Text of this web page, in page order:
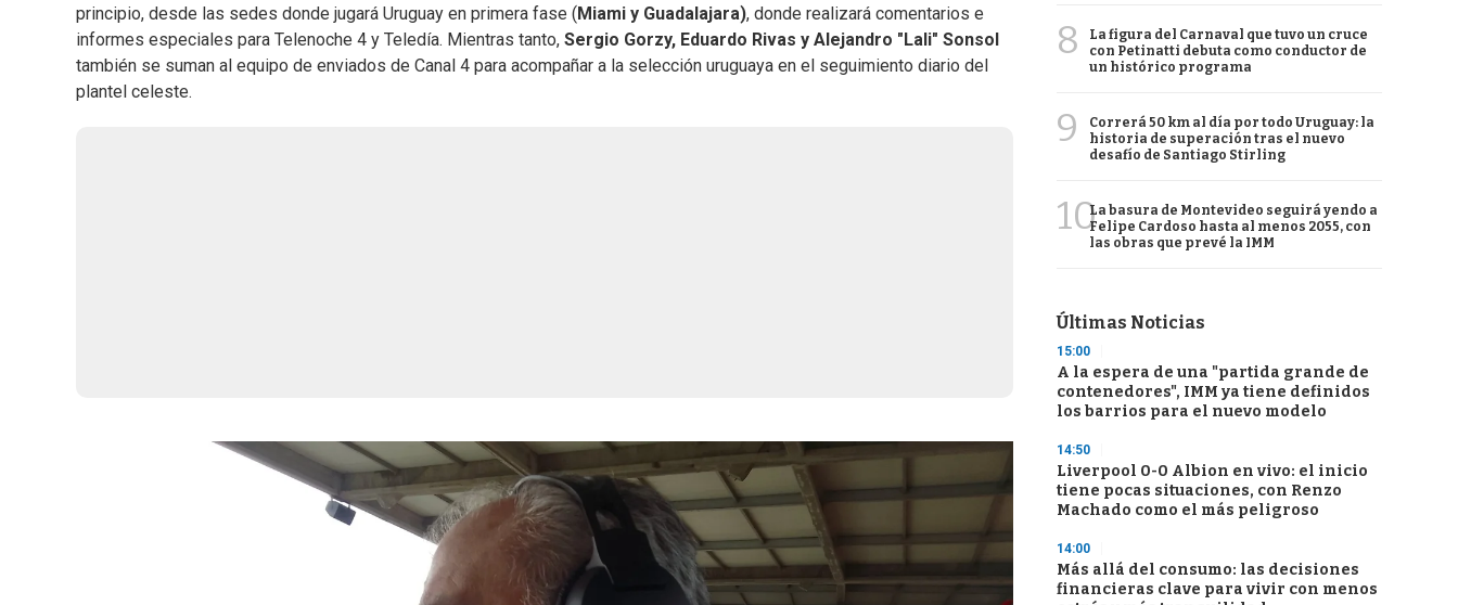
principio, desde las sedes donde jugará Uruguay en primera fase ( Miami y Guadalajara), donde realizará comentarios e
informes especiales para Telenoche 4 y Teledía. Mientras tanto, Sergio Gorzy, Eduardo Rivas y Alejandro "Lali" Sonsol
también se suman al equipo de enviados de Canal 4 para acompañar a la selección uruguaya en el seguimiento diario del
plantel celeste.
8
La figura del Carnaval que tuvo un cruce
con Petinatti debuta como conductor de
un histórico programa
9
Correrá 50 km al día por todo Uruguay: la
historia de superación tras el nuevo
desafío de Santiago Stirling
10La basura de Montevideo seguirá yendo a
Felipe Cardoso hasta al menos 2055, con
las obras que prevé la IMM
Últimas Noticias
15:00
A la espera de una "partida grande de
contenedores", IMM ya tiene definidos
los barrios para el nuevo modelo
14:50
Liverpool 0-0 Albion en vivo: el inicio
tiene pocas situaciones, con Renzo
Machado como el más peligroso
14:00
Más allá del consumo: las decisiones
financieras clave para vivir con menos